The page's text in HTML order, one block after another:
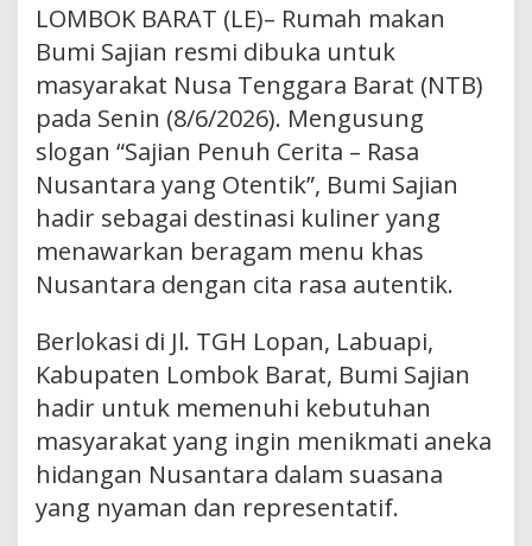
LOMBOK BARAT (LE)– Rumah makan
Bumi Sajian resmi dibuka untuk
masyarakat Nusa Tenggara Barat (NTB)
pada Senin (8/6/2026). Mengusung
slogan “Sajian Penuh Cerita – Rasa
Nusantara yang Otentik”, Bumi Sajian
hadir sebagai destinasi kuliner yang
menawarkan beragam menu khas
Nusantara dengan cita rasa autentik.
Berlokasi di Jl. TGH Lopan, Labuapi,
Kabupaten Lombok Barat, Bumi Sajian
hadir untuk memenuhi kebutuhan
masyarakat yang ingin menikmati aneka
hidangan Nusantara dalam suasana
yang nyaman dan representatif.